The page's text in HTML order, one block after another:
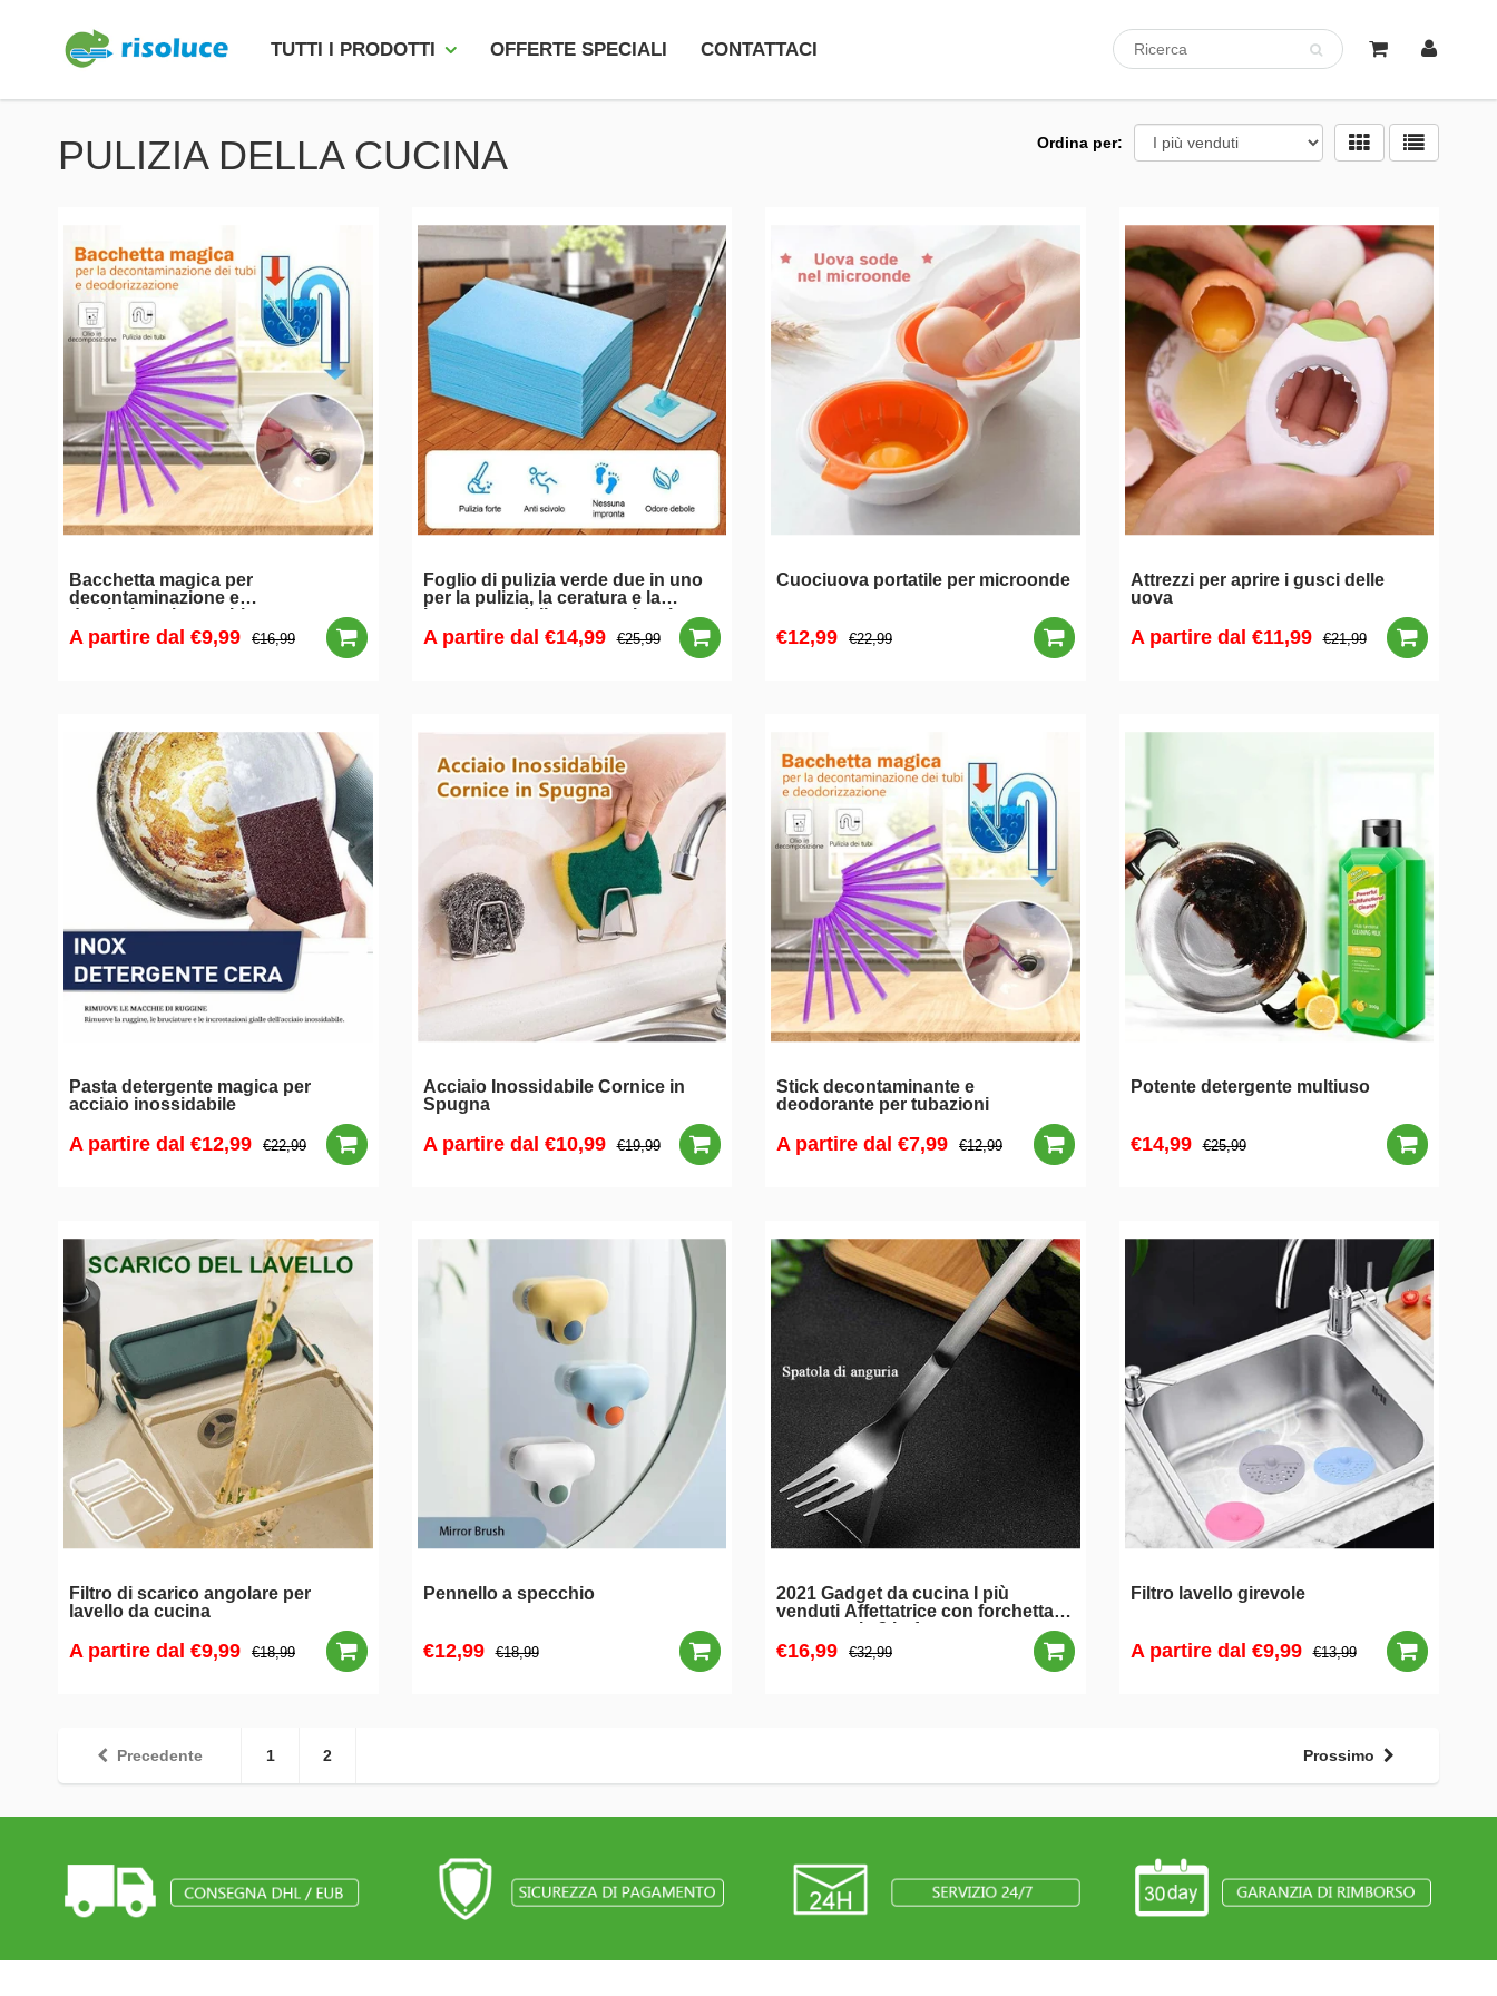
TUTTI I PRODOTTI OFFERTE SPECIALI CONTATTACI
PULIZIA DELLA CUCINA Ordina per:
Bacchetta magica per
decontaminazione e
deodorizzazione tubi
A partire dal €9,99 €16,99
Foglio di pulizia verde due in uno
per la pulizia, la ceratura e la
lucentezza delle nanomolecole
A partire dal €14,99 €25,99
Cuociuova portatile per microonde
€12,99 €22,99
Attrezzi per aprire i gusci delle
uova
A partire dal €11,99 €21,99
Pasta detergente magica per
acciaio inossidabile
A partire dal €12,99 €22,99
Acciaio Inossidabile Cornice in
Spugna
A partire dal €10,99 €19,99
Stick decontaminante e
deodorante per tubazioni
A partire dal €7,99 €12,99
Potente detergente multiuso
€14,99 €25,99
Filtro di scarico angolare per
lavello da cucina
A partire dal €9,99 €18,99
Pennello a specchio
€12,99 €18,99
2021 Gadget da cucina I più
venduti Affettatrice con forchetta
per anguria 2 in 1
€16,99 €32,99
Filtro lavello girevole
A partire dal €9,99 €13,99
Precedente 1 2 Prossimo